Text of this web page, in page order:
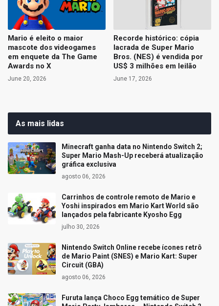
Mario é eleito o maior
mascote dos videogames
em enquete da The Game
Awards no X
June 20, 2026
Recorde histórico: cópia
lacrada de Super Mario
Bros. (NES) é vendida por
US$ 3 milhões em leilão
June 17, 2026
As mais lidas
Minecraft ganha data no Nintendo Switch 2;
Super Mario Mash-Up receberá atualização
gráfica exclusiva
agosto 06, 2026
Carrinhos de controle remoto de Mario e
Yoshi inspirados em Mario Kart World são
lançados pela fabricante Kyosho Egg
julho 30, 2026
Nintendo Switch Online recebe ícones retrô
de Mario Paint (SNES) e Mario Kart: Super
Circuit (GBA)
agosto 06, 2026
Furuta lança Choco Egg temático de Super